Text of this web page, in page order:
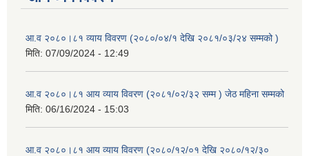
आ.व २०८०।८१ व्याय विवरण (२०८०/०४/१ देखि २०८१/०३/२४ सम्मको )
मिति: 07/09/2024 - 12:49
आ.व २०८०।८१ आय व्याय विवरण (२०८१/०२/३२ सम्म ) जेठ महिना सम्मको
मिति: 06/16/2024 - 15:03
आ.व २०८०।८१ आय व्याय विवरण (२०८०/१२/०१ देखि २०८०/१२/३०